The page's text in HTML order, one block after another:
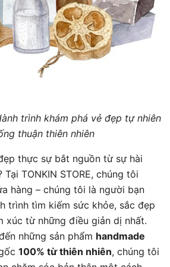
trình khám phá vẻ đẹp tự nhiên
thuận thiên nhiên
thực sự bắt nguồn từ sự hài
TONKIN STORE, chúng tôi
hàng – chúng tôi là người bạn
trình tìm kiếm sức khỏe, sắc đẹp
xúc từ những điều giản dị nhất.
những sản phẩm handmade
100% từ thiên nhiên, chúng tôi